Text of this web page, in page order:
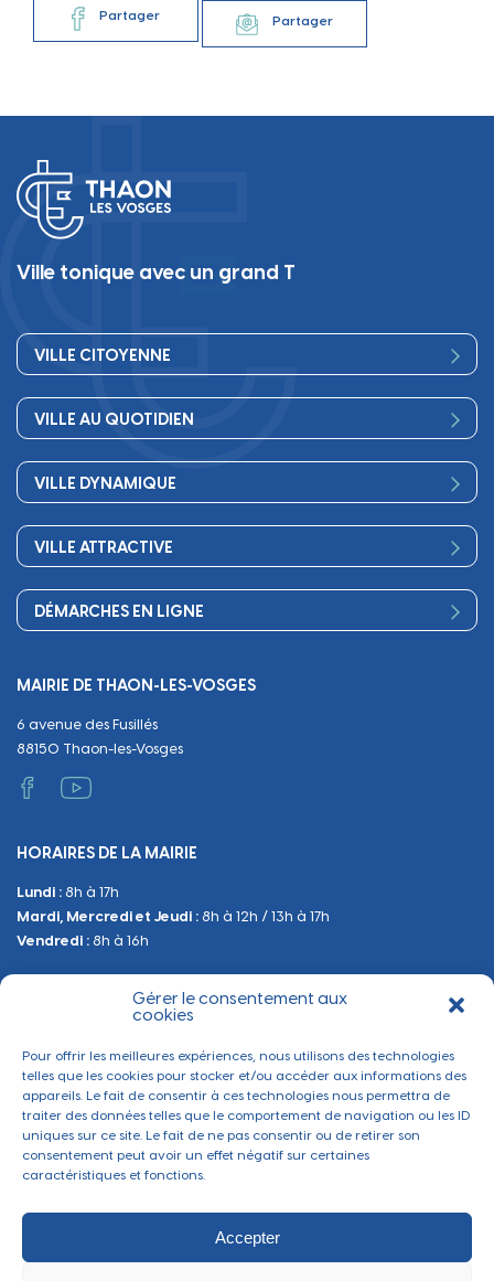
Gérer le consentement aux
cookies
Pour offrir les meilleures expériences, nous utilisons des technologies
telles que les cookies pour stocker et/ou accéder aux informations des
appareils. Le fait de consentir à ces technologies nous permettra de
traiter des données telles que le comportement de navigation ou les ID
uniques sur ce site. Le fait de ne pas consentir ou de retirer son
consentement peut avoir un effet négatif sur certaines
caractéristiques et fonctions.
Accepter
Partager Partager
Ville tonique avec un grand T
VILLE CITOYENNE
Conseil Municipal
Les services de la Mairie
Finances
Démocratie participative
Publications
VILLE AU QUOTIDIEN
Petite enfance
Scolarité
Périscolaire
Séniors, social, santé
Circuler
Emploi
VILLE DYNAMIQUE
Culture
Associations
Equipements
VILLE ATTRACTIVE
Commerces et artisanat
Urbanisme
Tranquillité et sécurité
DÉMARCHES EN LIGNE
Décès
Papiers et citoyenneté
Administratif et technique
Manifestations
Urbanisme
Sanitaire et Sécurité
MAIRIE DE THAON-LES-VOSGES
6 avenue des Fusillés
88150 Thaon-les-Vosges
HORAIRES DE LA MAIRIE
Lundi : 8h à 17h
Mardi, Mercredi et Jeudi : 8h à 12h / 13h à 17h
Vendredi : 8h à 16h
BESOIN D'INFORMATIONS
Contactez-nous